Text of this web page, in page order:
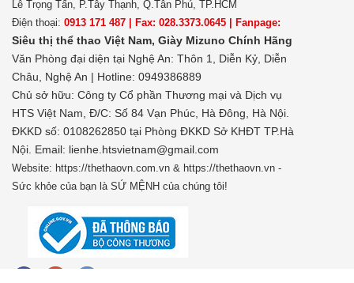
Lê Trọng Tấn, P.Tây Thạnh, Q.Tân Phú, TP.HCM
Điện thoại: 0913 171 487 | Fax: 028.3373.0645 | Fanpage:
Siêu thị thể thao Việt Nam, Giày Mizuno Chính Hãng
Văn Phòng đại diện tại Nghệ An: Thôn 1, Diễn Kỷ, Diễn
Châu, Nghệ An | Hotline: 0949386889
Chủ sở hữu: Công ty Cổ phần Thương mại và Dịch vụ
HTS Việt Nam, Đ/C: Số 84 Vạn Phúc, Hà Đông, Hà Nội.
ĐKKD số: 0108262850 tại Phòng ĐKKD Sở KHĐT TP.Hà
Nội. Email: lienhe.htsvietnam@gmail.com
Website: https://thethaovn.com.vn & https://thethaovn.vn -
Sức khỏe của bạn là SỨ MỆNH của chúng tôi!